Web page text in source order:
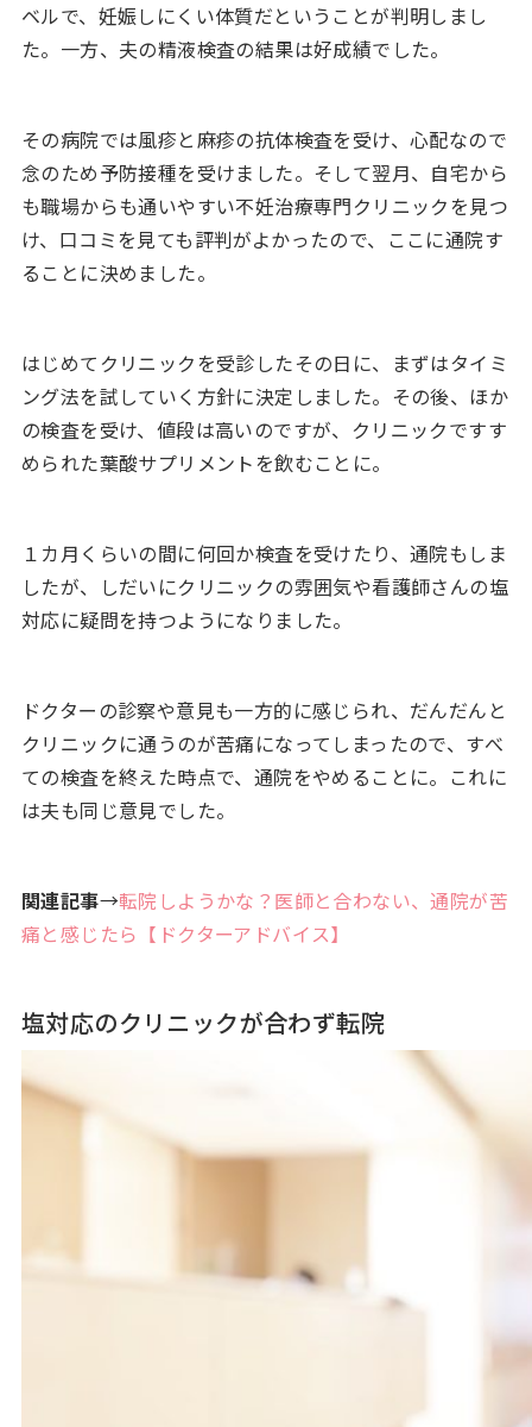
ベルで、妊娠しにくい体質だということが判明しまし
た。一方、夫の精液検査の結果は好成績でした。
その病院では風疹と麻疹の抗体検査を受け、心配なので
念のため予防接種を受けました。そして翌月、自宅から
も職場からも通いやすい不妊治療専門クリニックを見つ
け、口コミを見ても評判がよかったので、ここに通院す
ることに決めました。
はじめてクリニックを受診したその日に、まずはタイミ
ング法を試していく方針に決定しました。その後、ほか
の検査を受け、値段は高いのですが、クリニックですす
められた葉酸サプリメントを飲むことに。
１カ月くらいの間に何回か検査を受けたり、通院もしま
したが、しだいにクリニックの雰囲気や看護師さんの塩
対応に疑問を持つようになりました。
ドクターの診察や意見も一方的に感じられ、だんだんと
クリニックに通うのが苦痛になってしまったので、すべ
ての検査を終えた時点で、通院をやめることに。これに
は夫も同じ意見でした。
関連記事→転院しようかな？医師と合わない、通院が苦
痛と感じたら【ドクターアドバイス】
塩対応のクリニックが合わず転院